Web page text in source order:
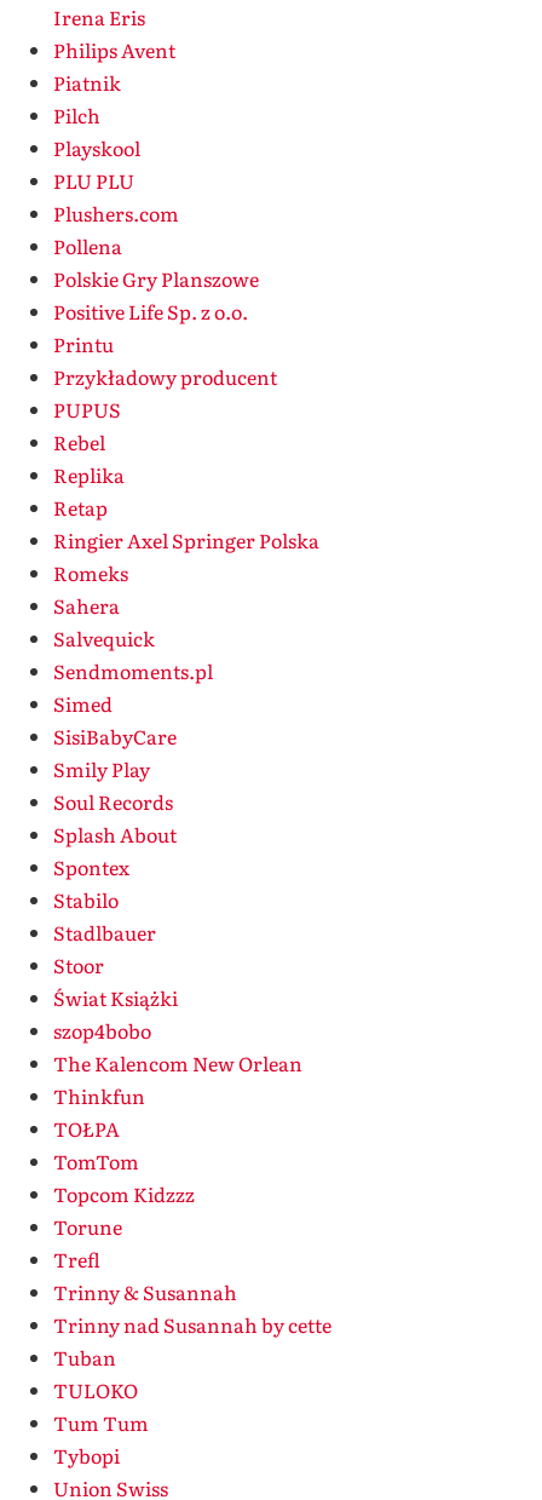
Irena Eris
Philips Avent
Piatnik
Pilch
Playskool
PLU PLU
Plushers.com
Pollena
Polskie Gry Planszowe
Positive Life Sp. z o.o.
Printu
Przykładowy producent
PUPUS
Rebel
Replika
Retap
Ringier Axel Springer Polska
Romeks
Sahera
Salvequick
Sendmoments.pl
Simed
SisiBabyCare
Smily Play
Soul Records
Splash About
Spontex
Stabilo
Stadlbauer
Stoor
Świat Książki
szop4bobo
The Kalencom New Orlean
Thinkfun
TOŁPA
TomTom
Topcom Kidzzz
Torune
Trefl
Trinny & Susannah
Trinny nad Susannah by cette
Tuban
TULOKO
Tum Tum
Tybopi
Union Swiss